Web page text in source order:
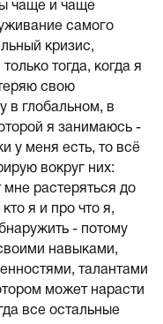
чаще и чаще
самого
кризис,
тогда, когда я
свою
в глобальном, в
я занимаюсь -
у меня есть, то всё
вокруг них:
мне растеряться до
я и про что я,
- потому
навыками,
талантами
может нарасти
все остальные